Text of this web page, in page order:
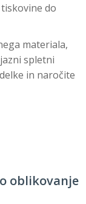
do
materiala,
spletni
in naročite
oblikovanje